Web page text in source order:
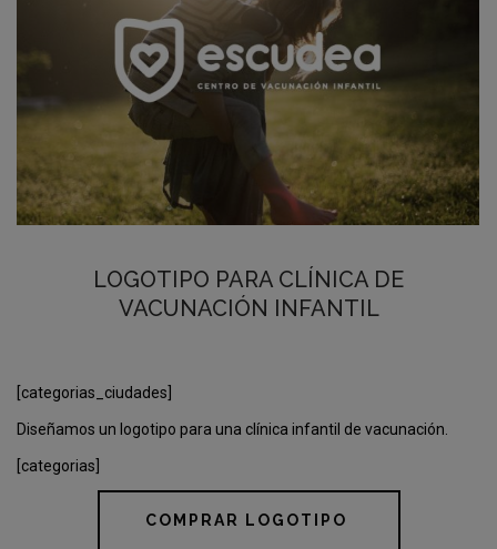
LOGOTIPO PARA CLÍNICA DE
VACUNACIÓN INFANTIL
[categorias_ciudades]
Diseñamos un logotipo para una clínica infantil de vacunación.
[categorias]
COMPRAR LOGOTIPO